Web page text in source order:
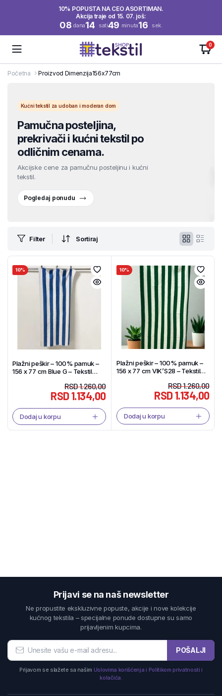
10% POPUSTA NA CEO ASORTIMAN.
Akcija traje od 15. 07. još:
08 dana14 sati49 minuta16 sek.
0
Početna Proizvod Dimenzija156x77cm
Kućni tekstil za udoban i moderan dom
Pamučna posteljina,
prekrivači i kućni tekstil po
odličnim cenama.
Akcijske cene za pamučnu posteljinu i kućni
tekstil.
Pogledaj ponudu
Filter Sortiraj
10%
Plažni peškir – 100% pamuk –
156 x 77 cm Blue G – Tekstil
RSD1.260,00
RSD1.134,00
Dodaj u korpu
10%
Plažni peškir – 100% pamuk –
156 x 77 cm VIK’S28 – Tekstil
RSD1.260,00
RSD1.134,00
Dodaj u korpu
Prijavi se na naš newsletter
Ne propustite ekskluzivne popuste, akcije i nove kolekcije
kućnog tekstila – specijalne ponude dostupne su samo
prijavljenim kupcima.
POŠALJI
Prijavom se slažete sa našim Uslovima korišćenja i Politikom privatnosti i
kolačića.